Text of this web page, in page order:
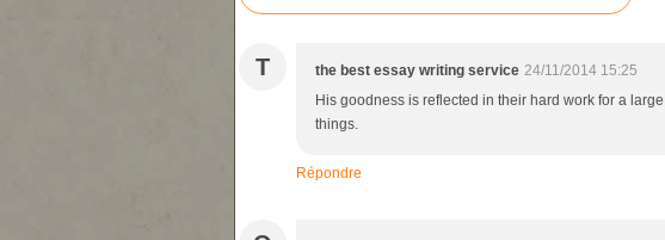
T the best essay writing service 24/11/2014 15:25
His goodness is reflected in their hard work for a
things.
Répondre